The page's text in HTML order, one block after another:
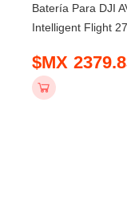
Batería Para DJI
Intelligent Flight
$MX